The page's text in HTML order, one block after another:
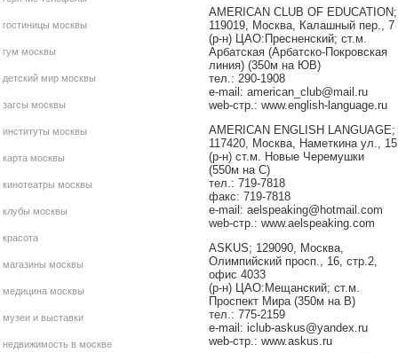
AMERICAN CLUB OF EDUCATION;
119019, Москва, Калашный пер., 7
(р-н) ЦАО:Пресненский; ст.м.
Арбатская (Арбатско-Покровская
линия) (350м на ЮВ)
тел.: 290-1908
e-mail: american_club@mail.ru
web-стр.: www.english-language.ru
AMERICAN ENGLISH LANGUAGE;
117420, Москва, Наметкина ул., 15
(р-н) ст.м. Новые Черемушки
(550м на С)
тел.: 719-7818
факс: 719-7818
e-mail: aelspeaking@hotmail.com
web-стр.: www.aelspeaking.com
ASKUS; 129090, Москва,
Олимпийский просп., 16, стр.2,
офис 4033
(р-н) ЦАО:Мещанский; ст.м.
Проспект Мира (350м на В)
тел.: 775-2159
e-mail: iclub-askus@yandex.ru
web-стр.: www.askus.ru
гостиницы москвы
гум москвы
детский мир москвы
загсы москвы
институты москвы
карта москвы
кинотеатры москвы
клубы москвы
красота
магазины москвы
медицина москвы
музеи и выставки
недвижимость в москве